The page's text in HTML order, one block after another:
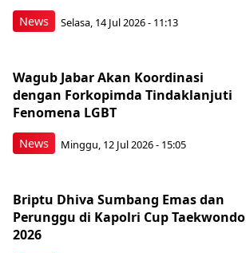
News Selasa, 14 Jul 2026 - 11:13
News
Wagub Jabar Akan Koordinasi
dengan Forkopimda Tindaklanjuti
Fenomena LGBT
Minggu, 12 Jul 2026 - 15:05
Briptu Dhiva Sumbang Emas dan
Perunggu di Kapolri Cup Taekwondo
2026